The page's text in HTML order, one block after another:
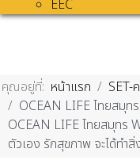
EEC
คุณอยู่ที่: หน้าแรก SET-
OCEAN LIFE ไทยสมุ
OCEAN LIFE ไทยสมุทร
ตัวเอง รักสุขภาพ จะได้ทำ